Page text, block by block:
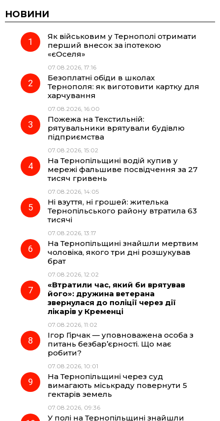
c
e
o
k
e
r
a
m
t
A
НОВИНИ
Як військовим у Тернополі отримати
перший внесок за іпотекою
«єОселя»
07.08.2026, 17:16
Безоплатні обіди в школах
Тернополя: як виготовити картку для
харчування
07.08.2026, 16:00
Пожежа на Текстильній:
рятувальники врятували будівлю
підприємства
07.08.2026, 15:02
На Тернопільщині водій купив у
мережі фальшиве посвідчення за 27
тисяч гривень
07.08.2026, 14:05
Ні взуття, ні грошей: жителька
Тернопільського району втратила 63
тисячі
07.08.2026, 13:17
На Тернопільщині знайшли мертвим
чоловіка, якого три дні розшукував
брат
07.08.2026, 12:02
«Втратили час, який би врятував
його»: дружина ветерана
звернулася до поліції через дії
лікарів у Кременці
07.08.2026, 11:02
Ігор Гірчак — уповноважена особа з
питань безбар’єрності. Що має
робити?
07.08.2026, 10:01
На Тернопільщині через суд
вимагають міськраду повернути 5
гектарів земель
07.08.2026, 09:36
У полі на Тернопільщині знайшли